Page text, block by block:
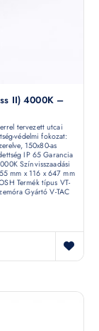
II) 4000K –
tervezett utcai
védelmi fokozat:
150x80-as
IP 65 Garancia
Színvisszaadási
mm x 116 x 647 mm
Termék típus VT-
Gyártó V-TAC